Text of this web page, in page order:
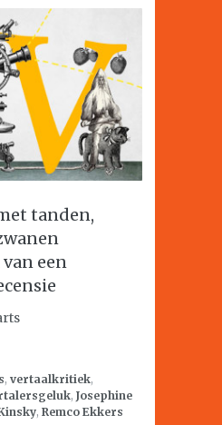
tanden,
een
, vertaalkritiek,
, Josephine
, Remco Ekkers